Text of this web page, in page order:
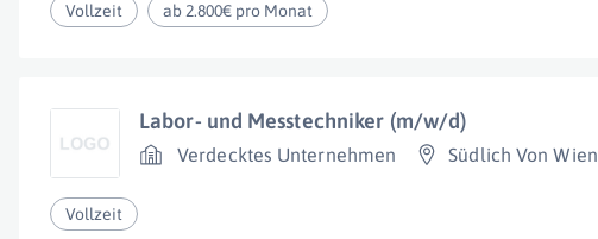
Vollzeit ab 2.800€ pro Monat
Labor- und Messtechniker (m/w/d)
Verdecktes Unternehmen Südlich Von Wien
Vollzeit